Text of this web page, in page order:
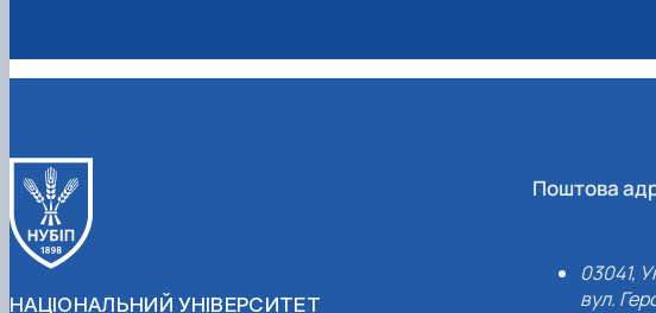
НАЦІОНАЛЬНИЙ УНІВЕРСИТЕТ
Поштова
03041,
вул.